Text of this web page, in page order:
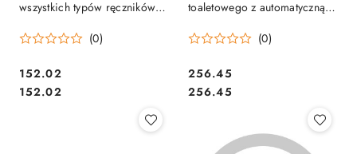
wszystkich typów ręczników
01349
(0)
Cena:
152.02
Cena:
152.02
toaletowego z automatyczną
557500, TORK(0)
Cena:
256.45
Cena:
256.45